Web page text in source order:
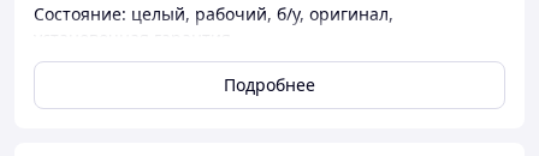
Состояние: целый, рабочий, б/у, оригинал,
Скажите пожалуйста код менеджеру при общении по
телефону: 201.
Подробнее